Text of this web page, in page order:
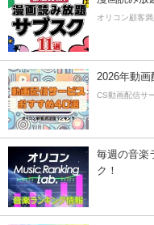
オリコン顧客
2026年動画
CS動画配信サ
毎週の音楽
ク！